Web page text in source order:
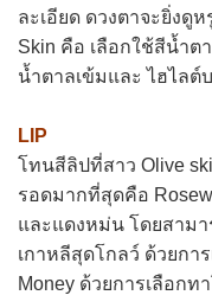
ละเอียด ดวงตาจะยิ่งดู
Skin คือ เลือกใช้สีน้ำต
น้ำตาลเข้มและ ไฮไล
LIP
โทนสีลิปที่สาว Olive
รอดมากที่สุดคือ
และแดงหม่น โดยสาม
เกาหลีสุดโกลว์ ด้วยกา
Money ด้วยการเลือก